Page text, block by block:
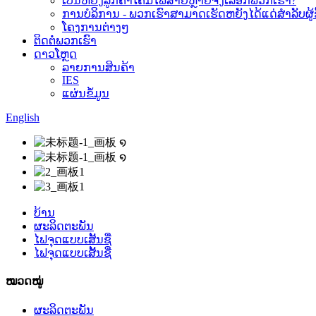
ການບໍລິການ - ພວກເຮົາສາມາດເຮັດຫຍັງໄດ້ແດ່ສຳລັບຜູ້
ໂຄງການຕ່າງໆ
ຕິດຕໍ່ພວກເຮົາ
ດາວໂຫຼດ
ລາຍການສິນຄ້າ
IES
ແຜ່ນຂໍ້ມູນ
English
ບ້ານ
ຜະລິດຕະພັນ
ໄຟຈຸດແບບເສັ້ນຊື່
ໄຟຈຸດແບບເສັ້ນຊື່
ໝວດໝູ່
ຜະລິດຕະພັນ